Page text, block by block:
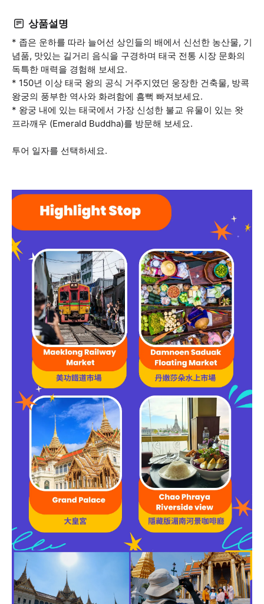
상품설명
* 좁은 운하를 따라 늘어선 상인들의 배에서 신선한 농산물, 기
념품, 맛있는 길거리 음식을 구경하며 태국 전통 시장 문화의
독특한 매력을 경험해 보세요.
* 150년 이상 태국 왕의 공식 거주지였던 웅장한 건축물, 방콕
왕궁의 풍부한 역사와 화려함에 흠뻑 빠져보세요.
* 왕궁 내에 있는 태국에서 가장 신성한 불교 유물이 있는 왓
프라깨우 (Emerald Buddha)를 방문해 보세요.
투어 일자를 선택하세요.